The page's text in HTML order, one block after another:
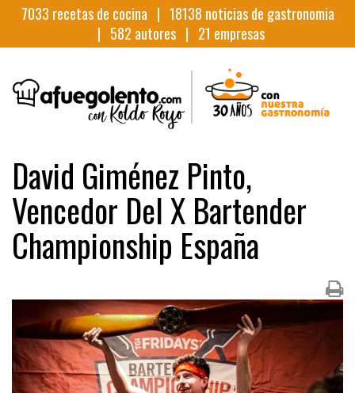
7033 recetas de cocina | 18138 noticias de gastronomia
| 582 autores | 21 empresas
David Giménez Pinto,
Vencedor Del X Bartender
Championship España